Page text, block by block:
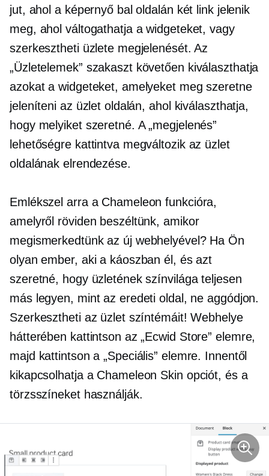
jut, ahol a képernyő bal oldalán két link jelenik
meg, ahol váltogathatja a widgeteket, vagy
szerkesztheti üzlete megjelenését. Az
„Üzletelemek” szakaszt követően kiválaszthatja
azokat a widgeteket, amelyeket meg szeretne
jeleníteni az üzlet oldalán, ahol kiválaszthatja,
hogy melyiket szeretné. A „megjelenés”
lehetőségre kattintva megváltozik az üzlet
oldalának elrendezése.
Emlékszel arra a Chameleon funkcióra,
amelyről röviden beszéltünk, amikor
megismerkedtünk az új webhelyével? Ha Ön
olyan ember, aki a káoszban él, és azt
szeretné, hogy üzletének színvilága teljesen
más legyen, mint az eredeti oldal, ne aggódjon.
Szerkesztheti az üzlet színtémáit! Webhelye
hátterében kattintson az „Ecwid Store” elemre,
majd kattintson a „Speciális” elemre. Innentől
kikapcsolhatja a Chameleon Skin opciót, és a
törzsszíneket használják.